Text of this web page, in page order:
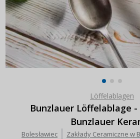
Löffelablagen
Bunzlauer Löffelablage -
Bunzlauer
Bolesławiec Zakłady Ceramiczne w